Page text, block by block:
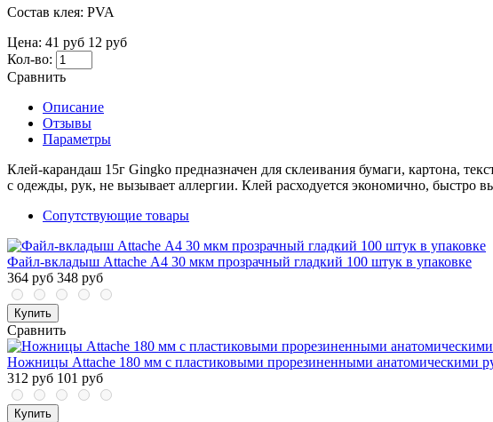
Состав клея: PVA
Цена: 41 руб 12 руб
Кол-во:
Сравнить
Описание
Отзывы
Параметры
Клей-карандаш 15г Gingko предназначен для склеивания бумаги, картона,
с одежды, рук, не вызывает аллергии. Клей расходуется экономично, быстро
Сопутствующие товары
Файл-вкладыш Attache А4 30 мкм прозрачный гладкий 100 штук в упаковке
364 руб 348 руб
Купить
Сравнить
Ножницы Attache 180 мм с пластиковыми прорезиненными анатомическими
312 руб 101 руб
Купить